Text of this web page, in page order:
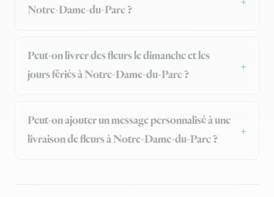
Notre-Dame-du-Parc ?
Peut-on livrer des fleurs le dimanche et les
jours fériés à Notre-Dame-du-Parc ?
Peut-on ajouter un message personnalisé à une
livraison de fleurs à Notre-Dame-du-Parc ?